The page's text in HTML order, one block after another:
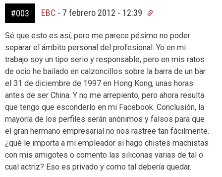
#003 EBC - 7 febrero 2012 - 12:39
Sé que esto es así, pero me parece pésimo no poder
separar el ámbito personal del profesional. Yo en mi
trabajo soy un tipo serio y responsable, pero en mis ratos
de ocio he bailado en calzoncillos sobre la barra de un bar
el 31 de diciembre de 1997 en Hong Kong, unas horas
antes de ser China. Y no me arrepiento, pero ahora resulta
que tengo que esconderlo en mi Facebook. Conclusión, la
mayoría de los perfiles serán anónimos y falsos para que
el gran hermano empresarial no nos rastree tan fácilmente.
¿qué le importa a mi empleador si hago chistes machistas
con mis amigotes o comento las siliconas varias de tal o
cual actriz? Eso es privado y como tal debería quedar.